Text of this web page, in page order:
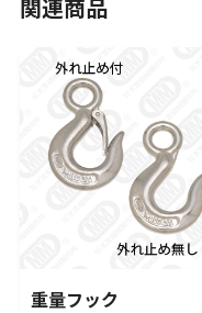
関連商品
重量フック